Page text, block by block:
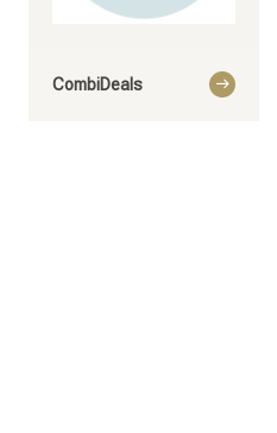
Haarfärbung
CombiDeals